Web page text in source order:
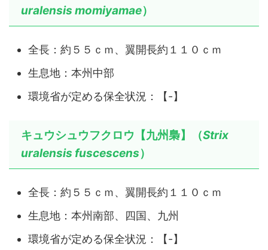
uralensis momiyamae）
全長：約５５ｃｍ、翼開長約１１０ｃｍ
生息地：本州中部
環境省が定める保全状況：【-】
キュウシュウフクロウ【九州梟】（Strix
uralensis fuscescens）
全長：約５５ｃｍ、翼開長約１１０ｃｍ
生息地：本州南部、四国、九州
環境省が定める保全状況：【-】